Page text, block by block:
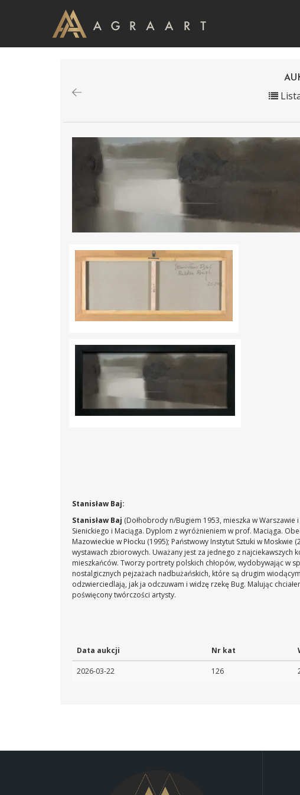
Stanisław Baj:
Stanisław Baj (Dołhobrody n/Bugiem 1953, mieszka w
Sienickiego i Maciąga. Dyplom z wyróżnieniem w prof. Maciąga.
Mazowieckie w Płocku (1995); Państwowy Instytut Sztuki w Moskwie
wystawach zbiorowych. Uważany jest za jednego z
mieszkańców. Tworzy portrety polskich chłopów, wydobywając w
nostalgicznych pejzażach nadbużańskich, które są drugim
odzwierciedlają, jak ja odczuwam i widzę rzekę Bug. Malując
poświęcony twórczości artysty.
Data aukcji Nr kat
2026-03-22 126